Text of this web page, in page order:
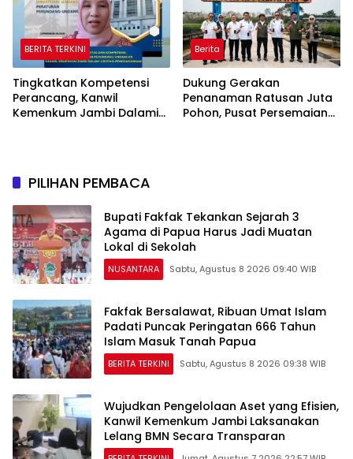
BERITA TERKINI
Tingkatkan Kompetensi
Perancang, Kanwil
Kemenkum Jambi Dalami
Berita
Dukung Gerakan
Penanaman Ratusan Juta
Pohon, Pusat Persemaian
PILIHAN PEMBACA
Bupati Fakfak Tekankan Sejarah 3
Agama di Papua Harus Jadi Muatan
Lokal di Sekolah
NUSANTARA Sabtu, Agustus 8 2026 09:40 WIB
Fakfak Bersalawat, Ribuan Umat Islam
Padati Puncak Peringatan 666 Tahun
Islam Masuk Tanah Papua
BERITA TERKINI Sabtu, Agustus 8 2026 09:38 WIB
Wujudkan Pengelolaan Aset yang Efisien,
Kanwil Kemenkum Jambi Laksanakan
Lelang BMN Secara Transparan